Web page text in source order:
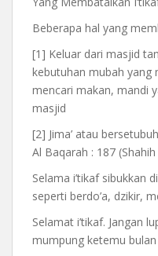
Beberapa hal yang
[1] Keluar dari masjid
kebutuhan mubah yang
mencari makan, mandi
masjid
[2] Jima’ atau
Al Baqarah : 187
Selama i’tikaf sibukkan
seperti berdo’a, dzikir,
Selamat i’tikaf. Jangan
mumpung ketemu